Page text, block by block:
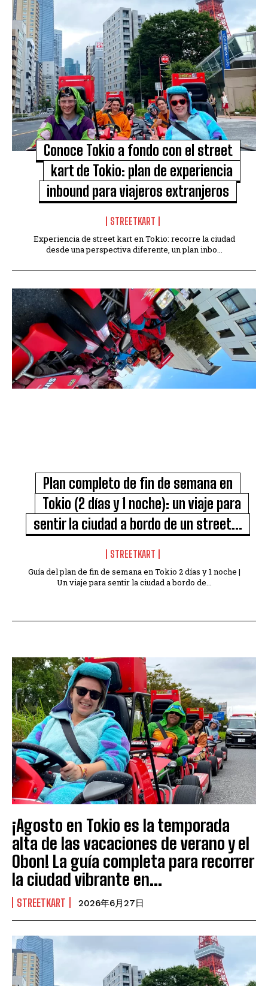
Conoce Tokio a fondo con el street
kart de Tokio: plan de experiencia
inbound para viajeros extranjeros
STREETKART
Experiencia de street kart en Tokio: recorre la ciudad
desde una perspectiva diferente, un plan inbo...
Plan completo de fin de semana en
Tokio (2 días y 1 noche): un viaje para
sentir la ciudad a bordo de un street...
STREETKART
Guía del plan de fin de semana en Tokio 2 días y 1 noche |
Un viaje para sentir la ciudad a bordo de...
¡Agosto en Tokio es la temporada
alta de las vacaciones de verano y el
Obon! La guía completa para recorrer
la ciudad vibrante en...
STREETKART 2026年6月27日